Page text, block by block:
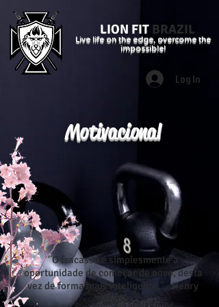
LION FIT BRAZIL
Live life on the edge, overcome the
impossible!
Log In
Motivacional
"O fracasso é simplesmente a
oportunidade de começar de novo, desta
vez de forma mais inteligente." - Henry
Ford